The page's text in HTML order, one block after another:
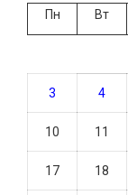
Пн
Вт
3 4
10 11
17 18